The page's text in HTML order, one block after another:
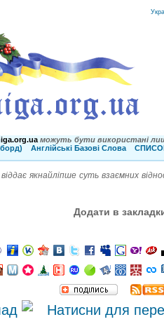
можуть бути використані
Англійські Базові Слова
якнайліпше суть взаємних
Додати в